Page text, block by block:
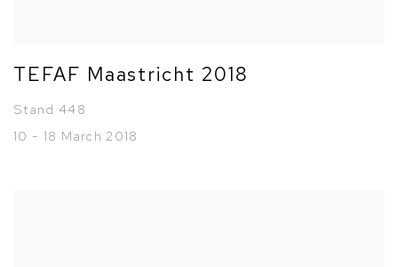
TEFAF Maastricht 2018
Stand 448
10 - 18 March 2018